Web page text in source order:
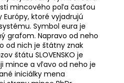
mincového poľa časťou
ktoré vyjadrujú
Symbol eura je
grafom. Napravo od neho
od nich je štátny znak
štátu SLOVENSKO je
mince a vľavo od neho je
iniciálky mena